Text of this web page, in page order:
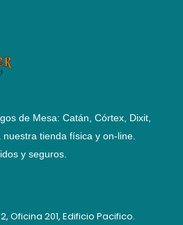
de Mesa: Catán, Córtex, Dixit,
tienda física y on-line.
y seguros
2, Oficina 201, Edificio Pacifico.